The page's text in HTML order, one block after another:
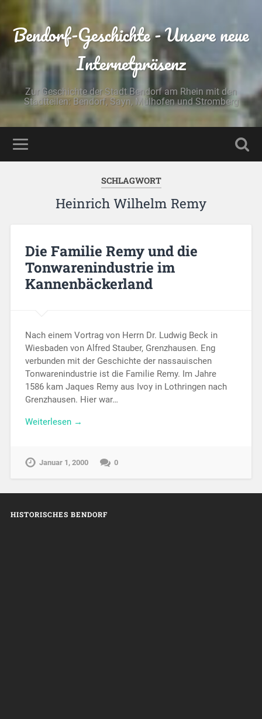
Bendorf-Geschichte - Unsere neue
Internetpräsenz
Zur Geschichte der Stadt Bendorf am Rhein mit den
Stadtteilen: Bendorf, Sayn, Mülhofen und Stromberg
SCHLAGWORT
Heinrich Wilhelm Remy
Die Familie Remy und die
Tonwarenindustrie im
Kannenbäckerland
Nach einem Vortrag von Herrn Dr. Ludwig Beck in
Wiesbaden von Alfred Stauber, Grenzhausen. Eng
verbunden mit der Geschichte der nassauischen
Tonwarenindustrie ist die Familie Remy. Im Jahre
1586 kam Jaques Remy aus Ivoy in Lothringen nach
Grenzhausen. Hier war…
Weiterlesen →
Januar 1, 2000 0
HISTORISCHES BENDORF